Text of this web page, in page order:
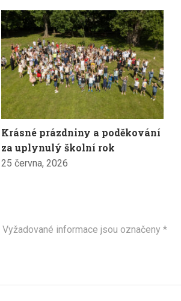
Krásné prázdniny a poděkování
za uplynulý školní rok
25 června, 2026
Vyžadované informace jsou označeny *